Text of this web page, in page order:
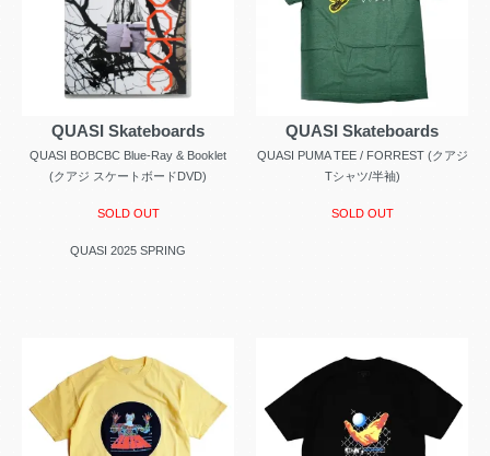
QUASI Skateboards
QUASI BOBCBC Blue-Ray & Booklet
(クアジ スケートボードDVD)
SOLD OUT
QUASI 2025 SPRING
QUASI Skateboards
QUASI PUMA TEE / FORREST (クアジ
Tシャツ/半袖)
SOLD OUT